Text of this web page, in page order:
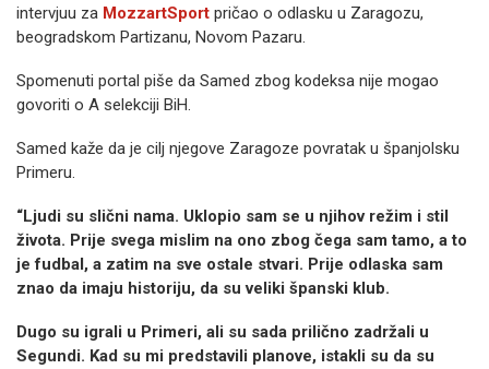
intervjuu za MozzartSport pričao o odlasku u Zaragozu,
beogradskom Partizanu, Novom Pazaru.
Spomenuti portal piše da Samed zbog kodeksa nije mogao
govoriti o A selekciji BiH.
Samed kaže da je cilj njegove Zaragoze povratak u španjolsku
Primeru.
“Ljudi su slični nama. Uklopio sam se u njihov režim i stil
života. Prije svega mislim na ono zbog čega sam tamo, a to
je fudbal, a zatim na sve ostale stvari. Prije odlaska sam
znao da imaju historiju, da su veliki španski klub.
Dugo su igrali u Primeri, ali su sada prilično zadržali u
Segundi. Kad su mi predstavili planove, istakli su da su